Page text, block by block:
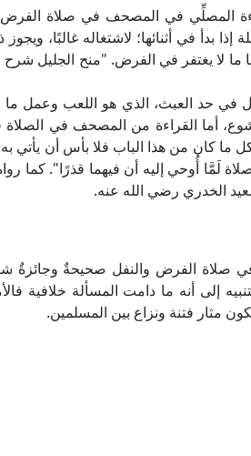
المصلِّي في المصحف في صلاة
بدأ في أثنائها؛ لاشتغاله غالبًا،
ما لا يغتفر في الفرض. "منح الجليل
في حد العبث، الذي هو اللعب وعمل ما
أما القراءة من المصحف في
كان من هذا الباب فلا بأس أن يأتي
لَمَّا أُوحي إليه أن فيهما قذرًا". كما
صلاة الفرض والنفل صحيحةٌ وجائزةٌ
إلى أنه ما دامت المسألة خلافية
مثار فتنة ونزاع بين المسلمين.